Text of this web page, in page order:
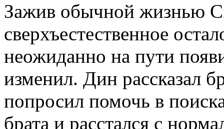
Зажив обычной жизнью
сверхъестественное
неожиданно на пути
изменил. Дин рассказал
попросил помочь в
брата и расстался с